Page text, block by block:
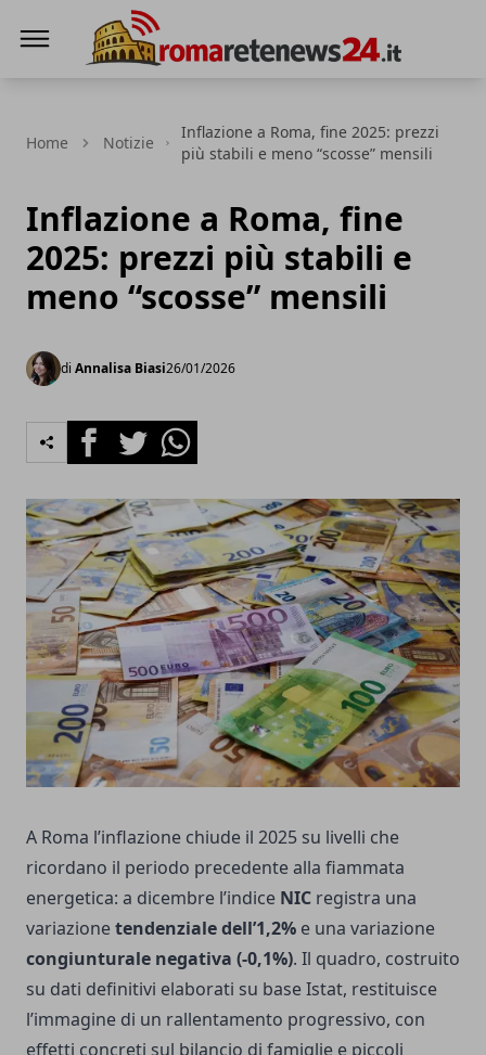
Home Notizie
Inflazione a Roma, fine 2025: prezzi
più stabili e meno “scosse” mensili
Inflazione a Roma, fine
2025: prezzi più stabili e
meno “scosse” mensili
di Annalisa Biasi26/01/2026
FacebookTwitterWhatsapp
A Roma l’inflazione chiude il 2025 su livelli che
ricordano il periodo precedente alla fiammata
energetica: a dicembre l’indice NIC registra una
variazionetendenziale dell’1,2% e una variazione
congiunturale negativa (-0,1%). Il quadro, costruito
su dati definitivi elaborati su base Istat, restituisce
l’immagine di un rallentamento progressivo, con
effetti concreti sul bilancio di famiglie e piccoli